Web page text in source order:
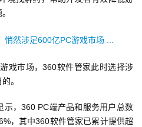
市场，360软件管家此时选择涉
。
，360 PC端产品和服务用户总数
，其中360软件管家已累计提供超